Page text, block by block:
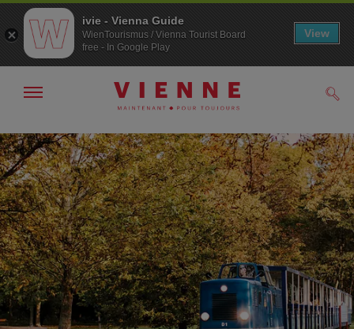
Navigation
Contenu
Afficher
la
navigation
ivie - Vienna Guide
WienTourismus / Vienna Tourist Board
free - In Google Play
View